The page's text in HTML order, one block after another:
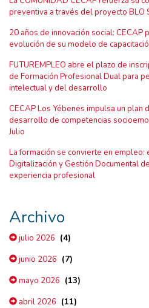
preventiva a través del proyecto BLO
20 años de innovación social: CECAP
evolución de su modelo de
FUTUREMPLEO abre el plazo de
de Formación Profesional Dual para
intelectual y del desarrollo
CECAP Los Yébenes impulsa un plan
desarrollo de competencias
Julio
La formación se convierte en
Digitalización y Gestión Documental
experiencia profesional
Archivo
julio 2026 (4)
junio 2026 (7)
mayo 2026 (13)
abril 2026 (11)